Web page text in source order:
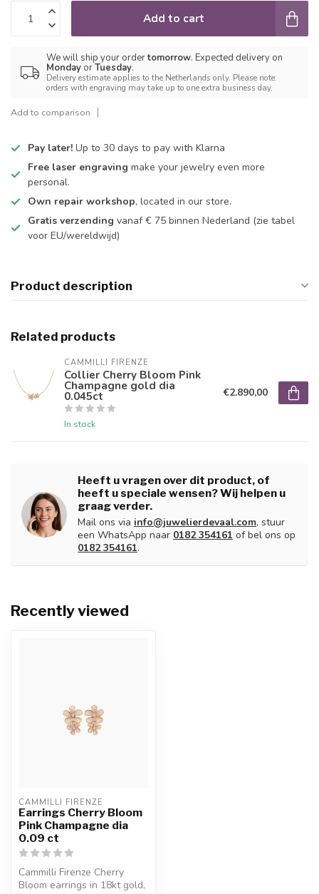
Add to cart
We will ship your ordertomorrow. Expected delivery on
Monday orTuesday.
Delivery estimate applies to the Netherlands only. Please note:
orders with engraving may take up to one extra business day.
Add to comparison
Pay later! Up to 30 days to pay with Klarna
Free laser engraving make your jewelry even more
personal.
Own repair workshop, located in our store.
Gratis verzending vanaf € 75 binnen Nederland (zie tabel
voor EU/wereldwijd)
Product description
Related products
CAMMILLI FIRENZE
Collier Cherry Bloom Pink
Champagne gold dia
0.045ct
In stock
€2.890,00
Heeft u vragen over dit product, of
heeft u speciale wensen? Wij helpen u
graag verder.
Mail ons via info@juwelierdevaal.com, stuur
een WhatsApp naar 0182 354161 of bel ons op
0182 354161.
Recently viewed
CAMMILLI FIRENZE
Earrings Cherry Bloom
Pink Champagne dia
0.09 ct
Cammilli Firenze Cherry
Bloom earrings in 18kt gold,